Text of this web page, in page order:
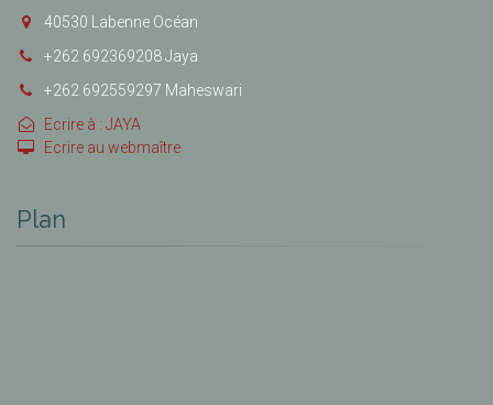
40530 Labenne Océan
+262 692369208 Jaya
+262 692559297 Maheswari
Ecrire à : JAYA
Ecrire au webmaître
Plan